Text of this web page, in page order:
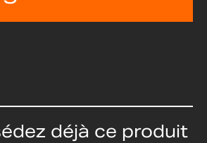
déjà ce produit